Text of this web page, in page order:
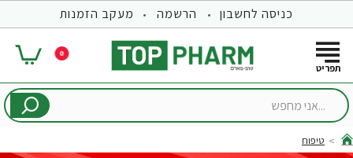
כניסה לחשבון הרשמה מעקב הזמנות
0
...אני
home
טיפוח